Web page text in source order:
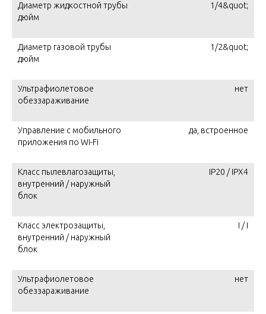
Диаметр жидкостной трубы
дюйм
1/4&quot;
Диаметр газовой трубы
дюйм
1/2&quot;
Ультрафиолетовое
обеззараживание
нет
Управление c мобильного
приложения по Wi-Fi
да, встроенное
Класс пылевлагозащиты,
внутренний / наружный
блок
IP20 / IPX4
Класс электрозащиты,
внутренний / наружный
блок
I / I
Ультрафиолетовое
обеззараживание
нет